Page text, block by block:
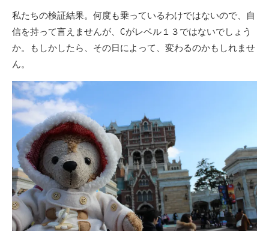
私たちの検証結果。何度も乗っているわけではないので、自
信を持って言えませんが、Cがレベル１３ではないでしょう
か。もしかしたら、その日によって、変わるのかもしれませ
ん。